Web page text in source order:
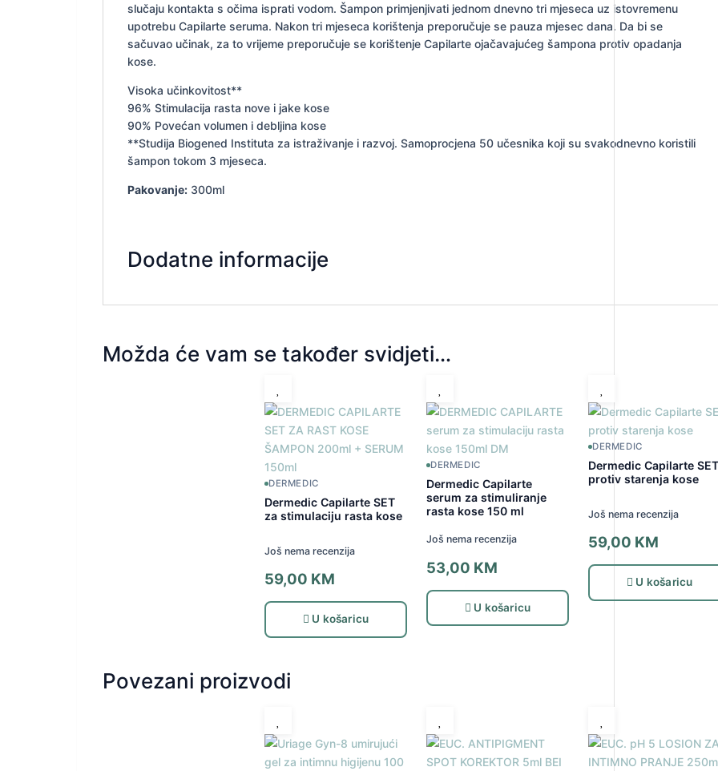
slučaju kontakta s očima isprati vodom. Šampon primjenjivati jednom dnevno tri mjeseca uz istovremenu
upotrebu Capilarte seruma. Nakon tri mjeseca korištenja preporučuje se pauza mjesec dana. Da bi se
sačuvao učinak, za to vrijeme preporučuje se korištenje Capilarte ojačavajućeg šampona protiv opadanja
kose.
Visoka učinkovitost**
96% Stimulacija rasta nove i jake kose
90% Povećan volumen i debljina kose
**Studija Biogened Instituta za istraživanje i razvoj. Samoprocjena 50 učesnika koji su svakodnevno koristili
šampon tokom 3 mjeseca.
Pakovanje: 300ml
Dodatne informacije
Možda će vam se također svidjeti…
DERMEDIC
Dermedic Capilarte SET
za stimulaciju rasta kose
Još nema recenzija
59,00 KM
U košaricu
DERMEDIC
Dermedic Capilarte
serum za stimuliranje
rasta kose 150 ml
Još nema recenzija
53,00 KM
U košaricu
DERMEDIC
Dermedic Capilarte
protiv starenja kose
Još nema recenzija
59,00 KM
U košaricu
Povezani proizvodi